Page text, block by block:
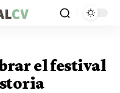
el festival